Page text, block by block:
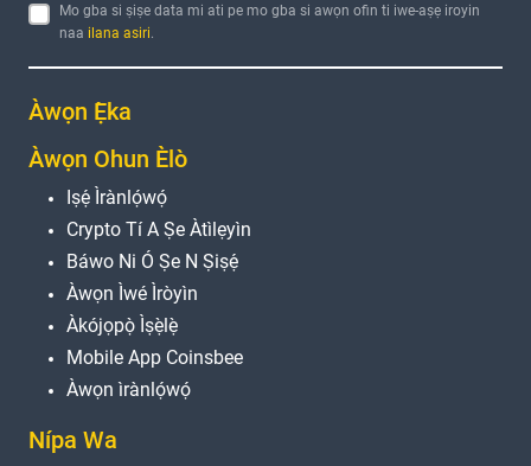
Mo gba si ṣiṣe data mi ati pe mo gba si awọn ofin ti iwe-aṣẹ iroyin
naa ilana asiri.
Àwọn Ẹ̀ka
Àwọn Ohun Èlò
Iṣẹ́ Ìrànlọ́wọ́
Crypto Tí A Ṣe Àtìlẹyìn
Báwo Ni Ó Ṣe N Ṣiṣẹ́
Àwọn Ìwé Ìròyìn
Àkójọpọ̀ Ìṣẹ̀lẹ̀
Mobile App Coinsbee
Àwọn ìrànlọ́wọ́
Nípa Wa